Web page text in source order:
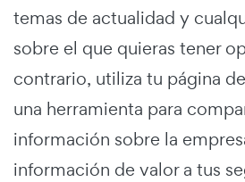
temas de actualidad y
sobre el que quieras tener
contrario, utiliza tu página
una herramienta para
información sobre la
información de valor a tus